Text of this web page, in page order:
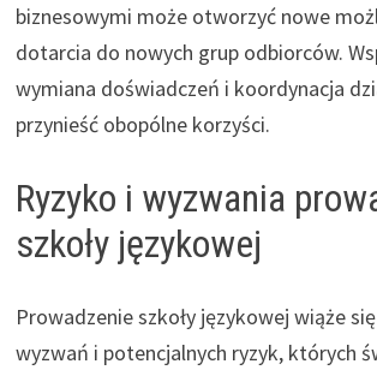
biznesowymi może otworzyć nowe
dotarcia do nowych grup odbiorców.
wymiana doświadczeń i koordynacja
przynieść obopólne korzyści.
Ryzyko i wyzwania
szkoły językowej
Prowadzenie szkoły językowej wiąże
wyzwań i potencjalnych ryzyk, których